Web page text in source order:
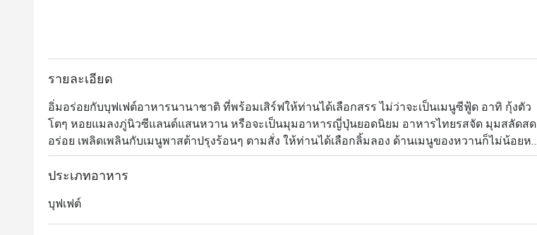
รายละเอียด
อิ่มอร่อยกับบุฟเฟต์อาหารนานาชาติ ที่พร้อมเสิร์ฟให้ท่านได้เลือกสรร ไม่ว่าจะเป็นเมนูซีฟู้ด อาทิ กุ้งตัว
โตๆ หอยแมลงภู่นิวซีแลนด์แสนหวาน หรือจะเป็นมุมอาหารญี่ปุ่นยอดนิยม อาหารไทยรสจัด มุมสลัดสด
อร่อย เพลิดเพลินกับเมนูพาสต้าปรุงร้อนๆ ตามสั่ง ให้ท่านได้เลือกลิ้มลอง ด้านเมนูของหวานก็ไม่น้อยห
น้า มีทั้งมาร์เบิ้ลเค้ก พานาค๊อตต้า ไอศกรีมโฮมเมด น้ำพุช็อคโกแลต และผลไม้สดไว้รอต้อนรับ
บรรยากาศของร้านอาหารเป็นแบบสบายๆ อยู่ใจกลางเมือง สะดวกในการเดินทาง
曼谷龙马酒店中庭自助餐厅独创的国际菜式,全新专业厨师团队现场给你现煮亚拉斯加大虾海贝类
等... 尤其是不能错过美味迷人的饭后甜品，例如大理石纹蛋糕，意大利奶油布丁，喷泉巧克力和泰
ประเภทอาหาร
บุฟเฟต์